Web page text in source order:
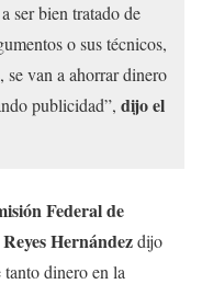
ser bien tratado de
o sus técnicos,
se van a ahorrar dinero
publicidad”, dijo el
Federal de
Hernándezdijo
dinero en la